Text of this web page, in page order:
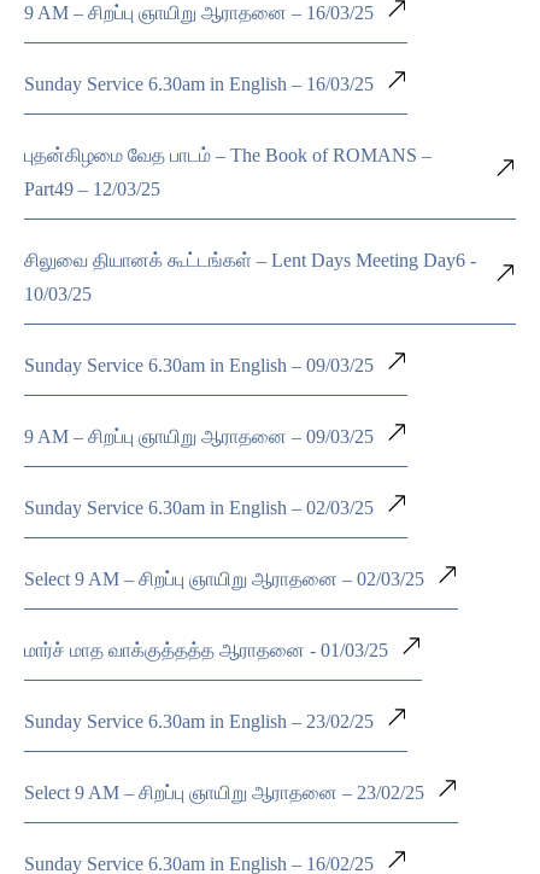
9 AM – சிறப்பு ஞாயிறு ஆராதனை – 16/03/25
Sunday Service 6.30am in English – 16/03/25
புதன்கிழமை வேத பாடம் – The Book of ROMANS –
Part49 – 12/03/25
சிலுவை தியானக் கூட்டங்கள் – Lent Days Meeting Day6 -
10/03/25
Sunday Service 6.30am in English – 09/03/25
9 AM – சிறப்பு ஞாயிறு ஆராதனை – 09/03/25
Sunday Service 6.30am in English – 02/03/25
Select 9 AM – சிறப்பு ஞாயிறு ஆராதனை – 02/03/25
மார்ச் மாத வாக்குத்தத்த ஆராதனை - 01/03/25
Sunday Service 6.30am in English – 23/02/25
Select 9 AM – சிறப்பு ஞாயிறு ஆராதனை – 23/02/25
Sunday Service 6.30am in English – 16/02/25